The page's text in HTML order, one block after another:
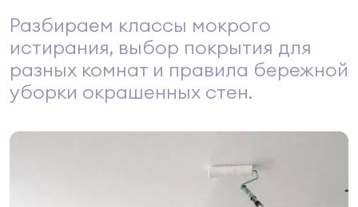
Разбираем классы мокрого
истирания, выбор покрытия для
разных комнат и правила бережной
уборки окрашенных стен.